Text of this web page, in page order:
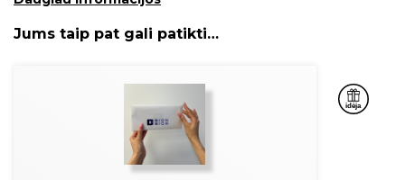
Jums taip pat gali patikti…